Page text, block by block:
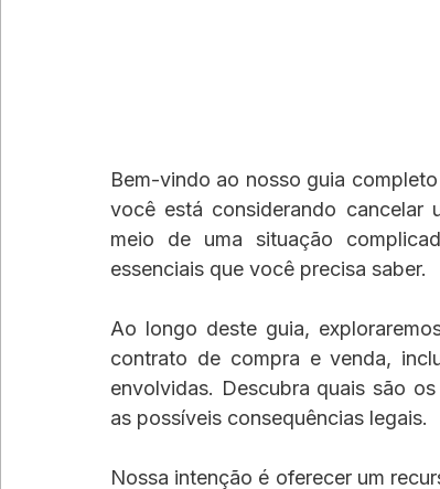
Bem-vindo ao nosso guia
você está considerando
meio de uma situação
essenciais que você precisa saber.
Ao longo deste guia,
contrato de compra e venda,
envolvidas. Descubra quais são
as possíveis consequências legais.
Nossa intenção é oferecer um